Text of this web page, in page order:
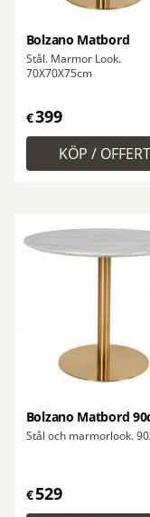
Bolzano Matbord
Stål. Marmor Look.
70X70X75cm
€399
Bolzano Matbord
Stål och marmorlook.
€529